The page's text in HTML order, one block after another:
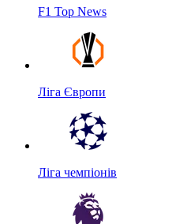
F1 Top News
Ліга Європи
Ліга чемпіонів